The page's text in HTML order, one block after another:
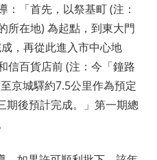
「首先，以祭基町 (注：
所在地) 為起點，到東大門
，再從此進入市中心地
百貨店前 (注：今「鐘路
京城驛約7.5公里作為預定
期後預計完成。」第一期總